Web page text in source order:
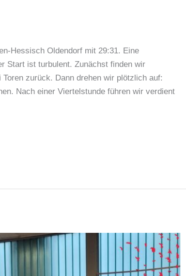
Hessisch Oldendorf mit 29:31. Eine
Start ist turbulent. Zunächst finden wir
zurück. Dann drehen wir plötzlich auf:
Nach einer Viertelstunde führen wir verdient